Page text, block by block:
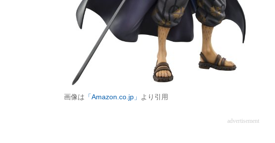
画像は 「Amazon.co.jp」 より引用
advertisement